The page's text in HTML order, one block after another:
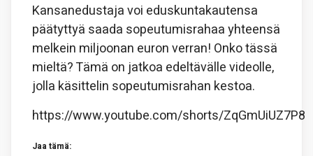
Kansanedustaja voi eduskuntakautensa
päätyttyä saada sopeutumisrahaa yhteensä
melkein miljoonan euron verran! Onko tässä
mieltä? Tämä on jatkoa edeltävälle videolle,
jolla käsittelin sopeutumisrahan kestoa.
https://www.youtube.com/shorts/ZqGmUiUZ7P8
Jaa tämä: